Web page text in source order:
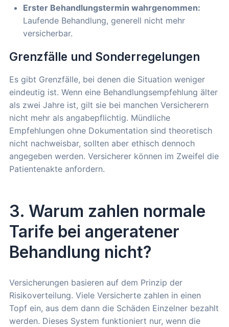
Erster Behandlungstermin wahrgenommen:
Laufende Behandlung, generell nicht mehr
versicherbar.
Grenzfälle und Sonderregelungen
Es gibt Grenzfälle, bei denen die Situation weniger
eindeutig ist. Wenn eine Behandlungsempfehlung älter
als zwei Jahre ist, gilt sie bei manchen Versicherern
nicht mehr als angabepflichtig. Mündliche
Empfehlungen ohne Dokumentation sind theoretisch
nicht nachweisbar, sollten aber ethisch dennoch
angegeben werden. Versicherer können im Zweifel die
Patientenakte anfordern.
3. Warum zahlen normale
Tarife bei angeratener
Behandlung nicht?
Versicherungen basieren auf dem Prinzip der
Risikoverteilung. Viele Versicherte zahlen in einen
Topf ein, aus dem dann die Schäden Einzelner bezahlt
werden. Dieses System funktioniert nur, wenn die